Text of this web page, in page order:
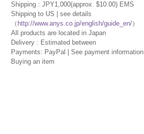
Shipping : JPY1,000(approx. $10.00) EMS
Shipping to US | see details
（ http://www.anys.co.jp/english/guide_en/）
All products are located in Japan
Delivery : Estimated between
Payments: PayPal | See payment information
Buying an item